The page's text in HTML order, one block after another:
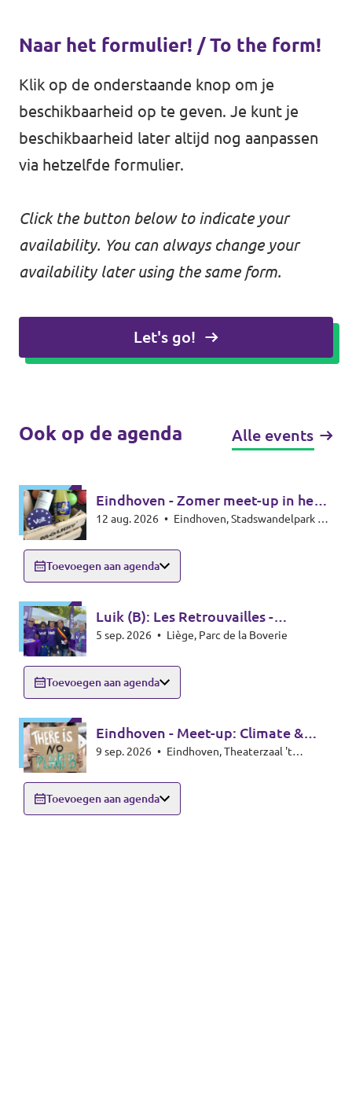
Naar het formulier! / To the form!
Klik op de onderstaande knop om je
beschikbaarheid op te geven. Je kunt je
beschikbaarheid later altijd nog aanpassen
via hetzelfde formulier.
Click the button below to indicate your
availability. You can always change your
availability later using the same form.
Let's go!
Ook op de agenda Alle events
Eindhoven - Zomer meet-up in het
park - Summer meet-up
12 aug. 2026 •
Toevoegen aan agenda
Luik (B): Les Retrouvailles -
infostand
5 sep. 2026 • Liège, Parc de la Boverie
Toevoegen aan agenda
Eindhoven - Meet-up: Climate &
Energy special
9 sep. 2026 •
Eindhoven
Toevoegen aan agenda